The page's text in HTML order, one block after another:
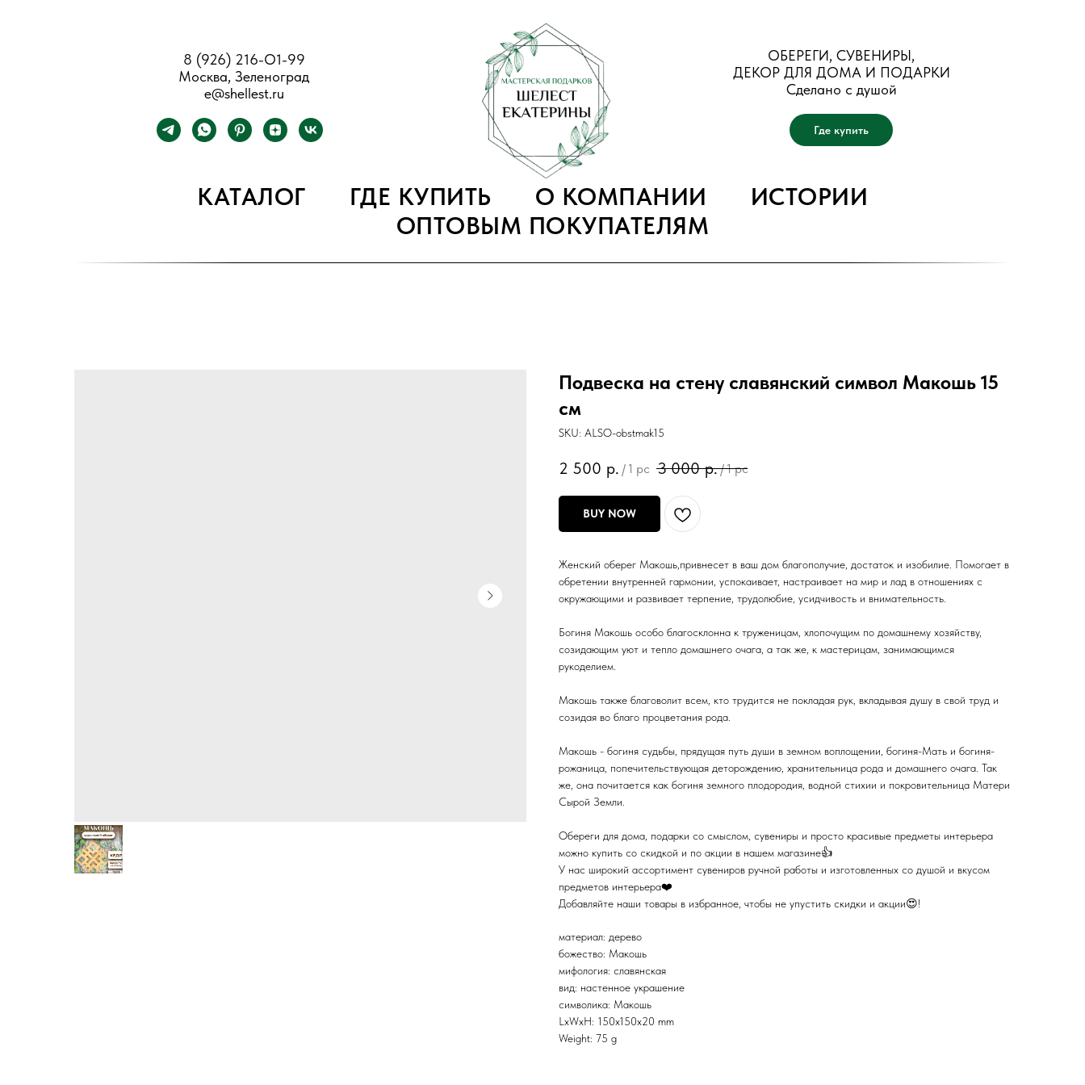
8 (926) 216-О1-99
Москва, Зеленоград
e@shellest.ru
ОБЕРЕГИ, СУВЕНИРЫ,
ДЕКОР ДЛЯ ДОМА И ПОДАРКИ
Сделано с душой
Где купить
КАТАЛОГ ГДЕ КУПИТЬ О КОМПАНИИ
ИСТОРИИ
ОПТОВЫМ ПОКУПАТЕЛЯМ
Подвеска на стену славянский символ Макошь 15
см
SKU: ALSO-obstmak15
2 500 р. / 1 pc 3 000 р./1 pc
BUY NOW
Женский оберег Макошь,привнесет в ваш дом благополучие, достаток и изобилие. Помогает в
обретении внутренней гармонии, успокаивает, настраивает на мир и лад в отношениях с
окружающими и развивает терпение, трудолюбие, усидчивость и внимательность.
Богиня Макошь особо благосклонна к труженицам, хлопочущим по домашнему хозяйству,
созидающим уют и тепло домашнего очага, а так же, к мастерицам, занимающимся
рукоделием.
Макошь также благоволит всем, кто трудится не покладая рук, вкладывая душу в свой труд и
созидая во благо процветания рода.
Макошь - богиня судьбы, прядущая путь души в земном воплощении, богиня-Мать и богиня-
рожаница, попечительствующая деторождению, хранительница рода и домашнего очага. Так
же, она почитается как богиня земного плодородия, водной стихии и покровительница Матери
Сырой Земли.
Обереги для дома, подарки со смыслом, сувениры и просто красивые предметы интерьера
можно купить со скидкой и по акции в нашем магазине👍
У нас широкий ассортимент сувениров ручной работы и изготовленных со душой и вкусом
предметов интерьера❤️
Добавляйте наши товары в избранное, чтобы не упустить скидки и акции😍!
материал: дерево
божество: Макошь
мифология: славянская
вид: настенное украшение
символика: Макошь
LxWxH: 150x150x20 mm
Weight: 75 g